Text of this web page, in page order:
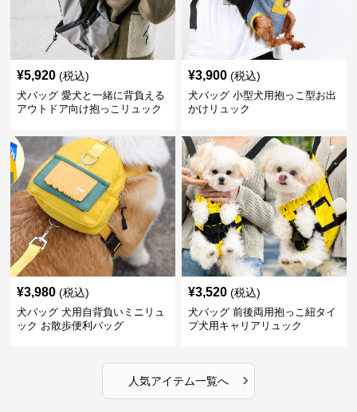
¥5,920 (税込)
犬バッグ 愛犬と一緒に背負える
アウトドア向け抱っこリュック
¥3,900 (税込)
犬バッグ 小型犬用抱っこ型お出
かけリュック
¥3,980 (税込)
犬バッグ 犬用自背負いミニリュ
ック お散歩便利バッグ
¥3,520 (税込)
犬バッグ 前後両用抱っこ紐タイ
プ犬用キャリアリュック
人気アイテム一覧へ ›